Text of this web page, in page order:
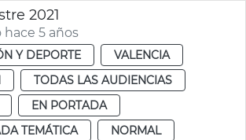
2021
5 años
Y DEPORTE
VALENCIA
TODAS LAS AUDIENCIAS
EN PORTADA
TEMÁTICA
NORMAL